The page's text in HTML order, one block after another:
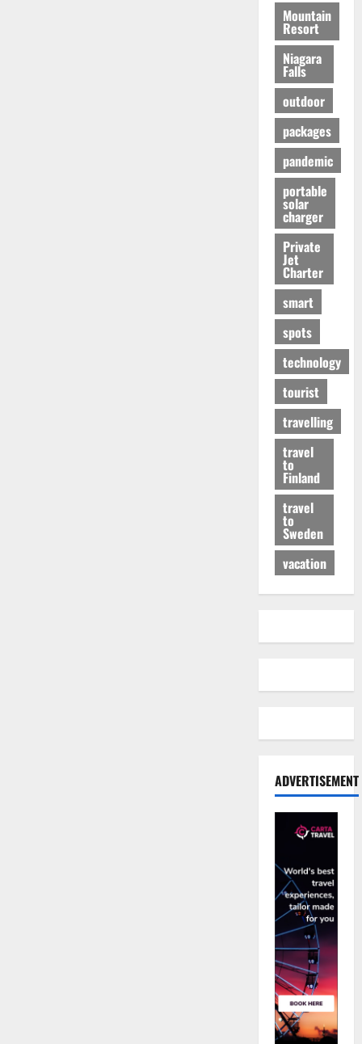
Mountain
Resort
Niagara
Falls
outdoor
packages
pandemic
portable
solar
charger
Private
Jet
Charter
smart
spots
technology
tourist
travelling
travel
to
Finland
travel
to
Sweden
vacation
ADVERTISEMENT